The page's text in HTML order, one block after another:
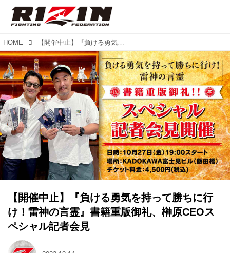
HOME 【開催中止】『負ける勇気を持って勝ちに行け！雷神の言霊』書籍重版御礼、榊原CEOスペシャル記者会見
【開催中止】『負ける勇気を持って勝ちに行
け！雷神の言霊』書籍重版御礼、榊原CEOス
ペシャル記者会見